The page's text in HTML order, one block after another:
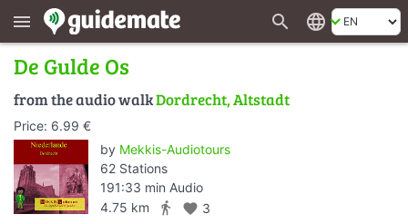
menu search language
De Gulde Os
from the audio walkDordrecht, Altstadt
Price: 6.99 €
by Mekkis-Audiotours
62 Stations
191:33 min Audio
4.75 km
directions_walk favorite 3